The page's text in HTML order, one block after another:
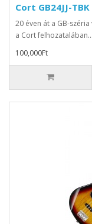
Cort GB24JJ-TBK
20 éven át a GB-
a Cort felhozatalában...
100,000Ft